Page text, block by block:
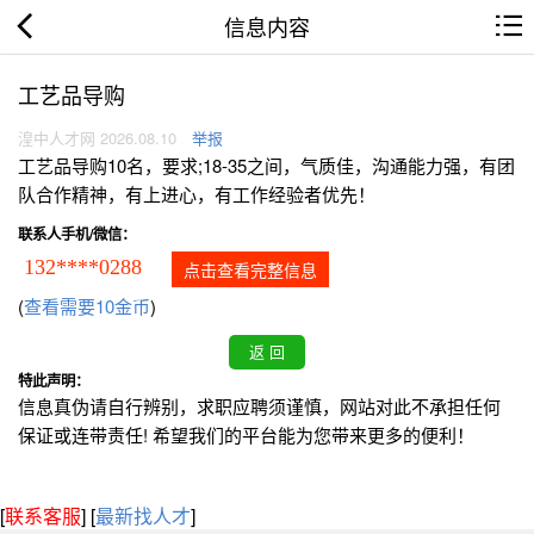
信息内容
工艺品导购
湟中人才网 2026.08.10 举报
工艺品导购10名，要求;18-35之间，气质佳，沟通能力强，有团
队合作精神，有上进心，有工作经验者优先！
联系人手机/微信：
132****0288 点击查看完整信息
(查看需要10金币)
特此声明：
信息真伪请自行辨别，求职应聘须谨慎，网站对此不承担任何
保证或连带责任! 希望我们的平台能为您带来更多的便利！
[联系客服] [最新找人才]